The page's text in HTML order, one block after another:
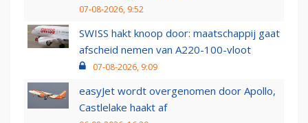
07-08-2026, 9:52
SWISS hakt knoop door: maatschappij gaat
afscheid nemen van A220-100-vloot
07-08-2026, 9:09
easyJet wordt overgenomen door Apollo,
Castlelake haakt af